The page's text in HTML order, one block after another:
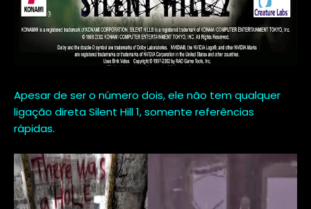
Apesar de ser o número dois, ele não tem qualquer
ligação direta Silent Hill 1, somente referências
rápidas.